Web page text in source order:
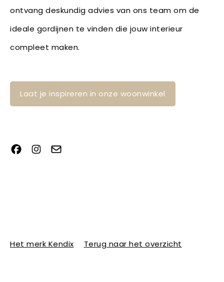
ontvang deskundig advies van ons team om de
ideale gordijnen te vinden die jouw interieur
compleet maken.
Laat je inspireren in onze woonwinkel
Het merk Kendix Terug naar het overzicht